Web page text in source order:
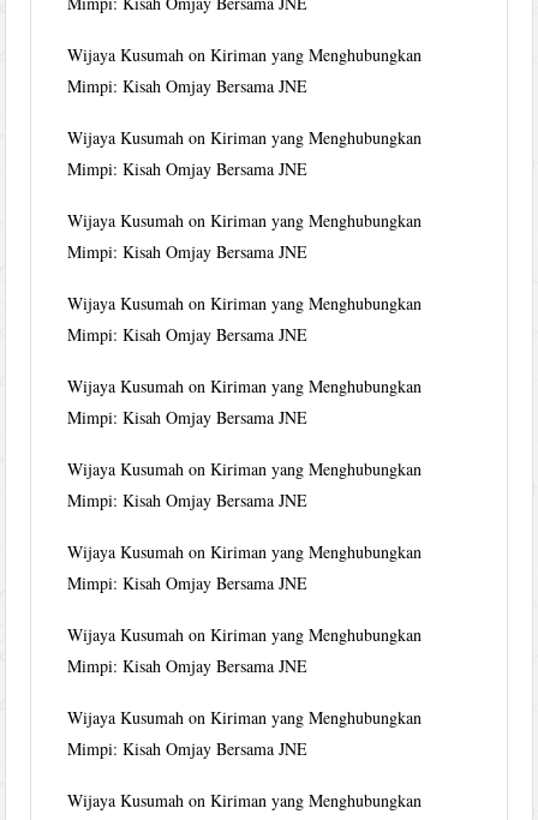
Wijaya Kusumah onKiriman yang Menghubungkan
Mimpi: Kisah Omjay Bersama JNE
Wijaya Kusumah onKiriman yang Menghubungkan
Mimpi: Kisah Omjay Bersama JNE
Wijaya Kusumah onKiriman yang Menghubungkan
Mimpi: Kisah Omjay Bersama JNE
Wijaya Kusumah onKiriman yang Menghubungkan
Mimpi: Kisah Omjay Bersama JNE
Wijaya Kusumah onKiriman yang Menghubungkan
Mimpi: Kisah Omjay Bersama JNE
Wijaya Kusumah onKiriman yang Menghubungkan
Mimpi: Kisah Omjay Bersama JNE
Wijaya Kusumah onKiriman yang Menghubungkan
Mimpi: Kisah Omjay Bersama JNE
Wijaya Kusumah onKiriman yang Menghubungkan
Mimpi: Kisah Omjay Bersama JNE
Wijaya Kusumah onKiriman yang Menghubungkan
Mimpi: Kisah Omjay Bersama JNE
Wijaya Kusumah onKiriman yang Menghubungkan